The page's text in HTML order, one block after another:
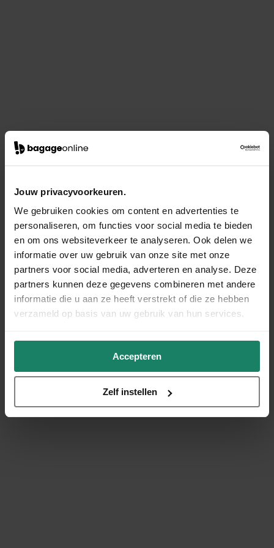
Jouw privacyvoorkeuren.
We gebruiken cookies om content en advertenties te
personaliseren, om functies voor social media te bieden
en om ons websiteverkeer te analyseren. Ook delen we
informatie over uw gebruik van onze site met onze
partners voor social media, adverteren en analyse. Deze
partners kunnen deze gegevens combineren met andere
informatie die u aan ze heeft verstrekt of die ze hebben
verzameld op basis van uw gebruik van hun services.
Accepteren
Zelf instellen